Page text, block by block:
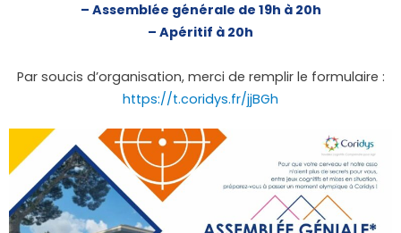
– Assemblée générale de 19h à 20h
– Apéritif à 20h
Par soucis d’organisation, merci de remplir le formulaire :
https://t.coridys.fr/jjBGh